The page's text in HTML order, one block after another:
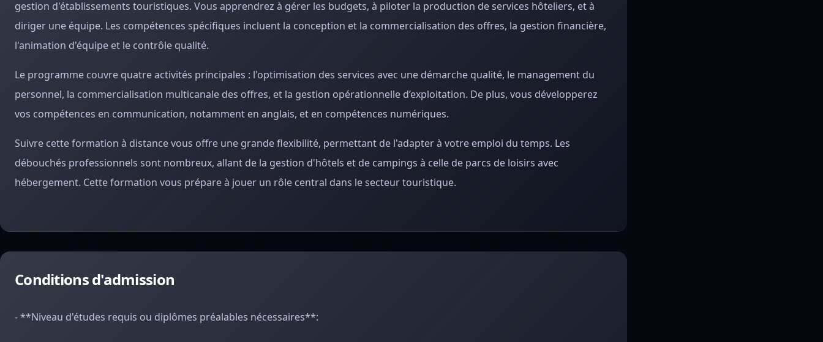
gestion d'établissements touristiques. Vous apprendrez à gérer les budgets, à piloter la production de services hôteliers, et à
diriger une équipe. Les compétences spécifiques incluent la conception et la commercialisation des offres, la gestion financière,
l'animation d'équipe et le contrôle qualité.
Le programme couvre quatre activités principales : l'optimisation des services avec une démarche qualité, le management du
personnel, la commercialisation multicanale des offres, et la gestion opérationnelle d’exploitation. De plus, vous développerez
vos compétences en communication, notamment en anglais, et en compétences numériques.
Suivre cette formation à distance vous offre une grande flexibilité, permettant de l'adapter à votre emploi du temps. Les
débouchés professionnels sont nombreux, allant de la gestion d'hôtels et de campings à celle de parcs de loisirs avec
hébergement. Cette formation vous prépare à jouer un rôle central dans le secteur touristique.
Conditions d'admission
- **Niveau d'études requis ou diplômes préalables nécessaires**: